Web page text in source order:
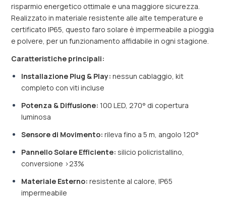
risparmio energetico ottimale e una maggiore sicurezza.
Realizzato in materiale resistente alle alte temperature e
certificato IP65, questo faro solare è impermeabile a pioggia
e polvere, per un funzionamento affidabile in ogni stagione.
Caratteristiche principali:
Installazione Plug & Play: nessun cablaggio, kit
completo con viti incluse
Potenza & Diffusione: 100 LED, 270° di copertura
luminosa
Sensore di Movimento: rileva fino a 5 m, angolo 120°
Pannello Solare Efficiente: silicio policristallino,
conversione >23%
Materiale Esterno: resistente al calore, IP65
impermeabile